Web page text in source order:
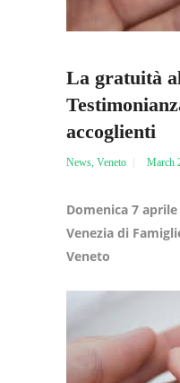
La gratuità
accoglienti
News Veneto March
Domenica 7
Venezia di
Veneto